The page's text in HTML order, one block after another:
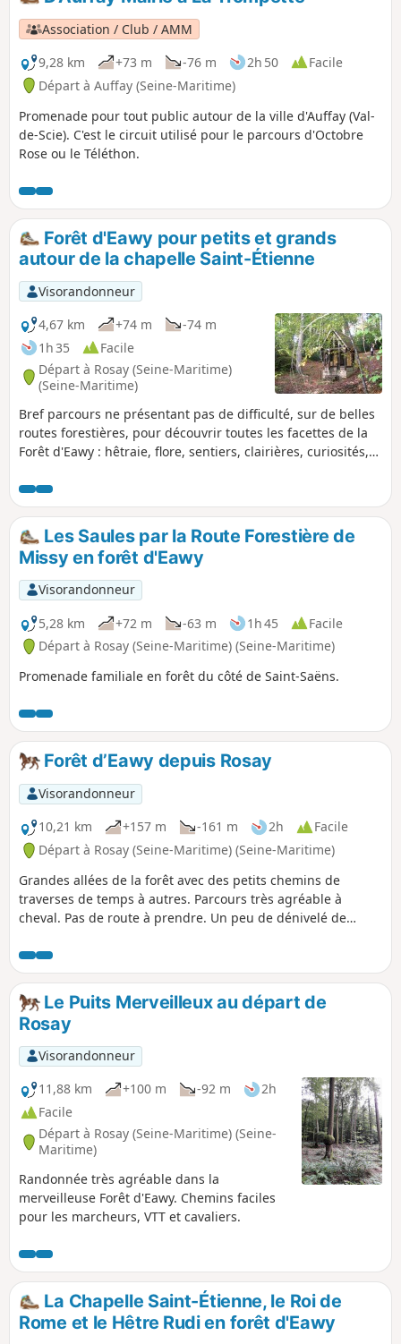
Association / Club / AMM
9,28 km
+73 m -76 m 2h 50
Facile
Départ à Auffay (Seine-Maritime)
Promenade pour tout public autour de la ville d'Auffay (Val-
de-Scie). C'est le circuit utilisé pour le parcours d'Octobre
Rose ou le Téléthon.
Forêt d'Eawy pour petits et grands
autour de la chapelle Saint-Étienne
Visorandonneur
4,67 km
+74 m
-74 m
1h 35
Facile
Départ à Rosay (Seine-Maritime)
(Seine-Maritime)
Bref parcours ne présentant pas de difficulté, sur de belles
routes forestières, pour découvrir toutes les facettes de la
Forêt d'Eawy : hêtraie, flore, sentiers, clairières, curiosités,
idéale pour une balade en famille, avec les parents, les tout
jeunes enfants et les grands-parents âgés. Une variante
raccourcie est même possible.
Les Saules par la Route Forestière de
Missy en forêt d'Eawy
Visorandonneur
5,28 km
+72 m -63 m 1h 45
Facile
Départ à Rosay (Seine-Maritime) (Seine-Maritime)
Promenade familiale en forêt du côté de Saint-Saëns.
Forêt d’Eawy depuis Rosay
Visorandonneur
10,21 km
+157 m -161 m 2h
Facile
Départ à Rosay (Seine-Maritime) (Seine-Maritime)
Grandes allées de la forêt avec des petits chemins de
traverses de temps à autres. Parcours très agréable à
cheval. Pas de route à prendre. Un peu de dénivelé de
chemins autour de ce parcours
Le Puits Merveilleux au départ de
Rosay
Visorandonneur
11,88 km
+100 m -92 m
2h
Facile
Départ à Rosay (Seine-Maritime) (Seine-
Maritime)
Randonnée très agréable dans la
merveilleuse Forêt d'Eawy. Chemins faciles
pour les marcheurs, VTT et cavaliers.
La Chapelle Saint-Étienne, le Roi de
Rome et le Hêtre Rudi en forêt d'Eawy